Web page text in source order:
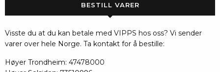
BESTILL VARER
Visste du at du kan betale med VIPPS hos oss? Vi sender
varer over hele Norge. Ta kontakt for å bestille:
Høyer Trondheim: 47478000